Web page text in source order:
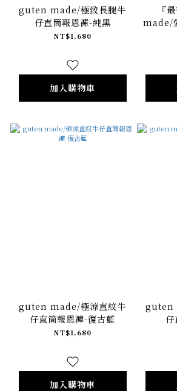
guten made/極致長腿牛
仔直筒報恩褲-純黑
NT$1,680
加入購物車
『
made/
guten made/極涼直紋牛
仔直筒報恩褲-復古藍
NT$1,680
加入購物車
guten